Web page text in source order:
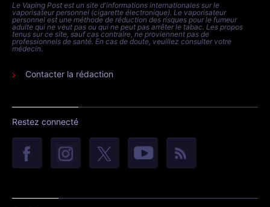
Le Vaping Post est un site d'informations internationales sur le
vaporisateur personnel (cigarette électronique). Le vaporisateur
personnel est une méthode de réduction des risques pour le fumeur
adulte qui ne veut pas ou qui ne peut pas arrêter le tabac. Les propos
tenus sur ce site, sauf cas contraire, ne proviennent pas de
professionnels de santé. En cas de doute, veuillez consulter votre
médecin.
Contacter la rédaction
Restez connecté